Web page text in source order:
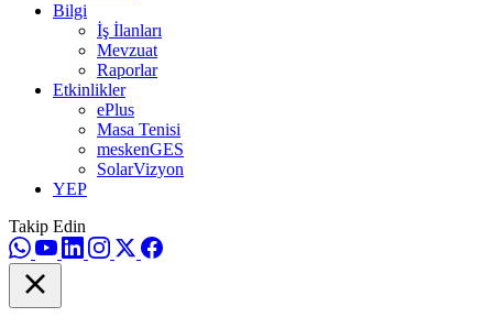
Bilgi
İş İlanları
Mevzuat
Raporlar
Etkinlikler
ePlus
Masa Tenisi
meskenGES
SolarVizyon
YEP
Takip Edin